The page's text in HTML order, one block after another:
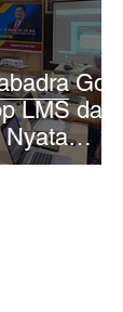
Go
LMS dan
Nyata